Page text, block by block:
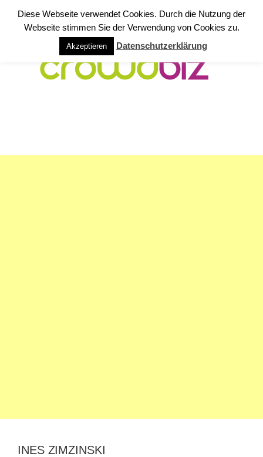
INES ZIMZINSKI
Diese Webseite verwendet Cookies. Durch die Nutzung der
Webseite stimmen Sie der Verwendung von Cookies zu.
Akzeptieren Datenschutzerklärung